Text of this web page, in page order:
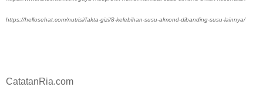
https://hellosehat.com/nutrisi/fakta-gizi/8-kelebihan-susu-almond-dibanding-susu-lainnya/
CatatanRia.com